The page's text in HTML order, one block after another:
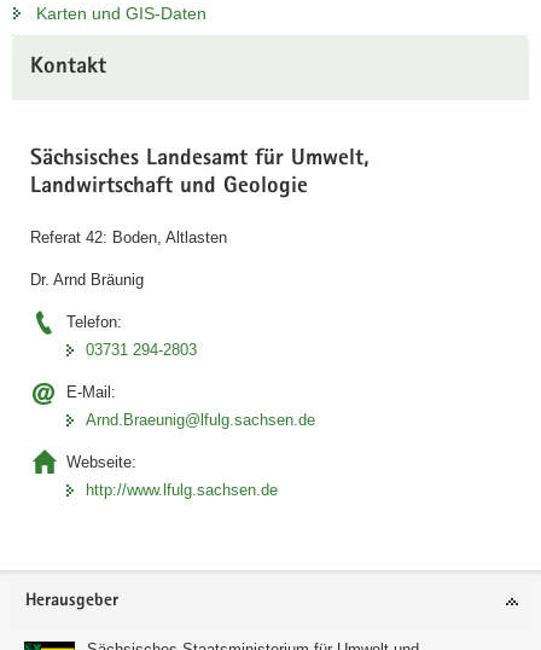
dem
Kürzel
des
Leitbodentyps
Karten und GIS-Daten
Kontakt
Sächsisches Landesamt für Umwelt,
Landwirtschaft und Geologie
Referat 42: Boden, Altlasten
Dr. Arnd Bräunig
Telefon:
03731 294-2803
E-Mail:
Arnd.Braeunig@lfulg.sachsen.de
Webseite:
http://www.lfulg.sachsen.de
Footer-
Herausgeber